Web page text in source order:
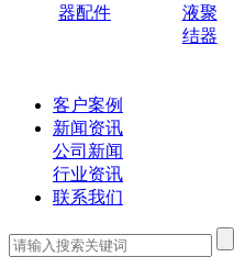
器配件
液聚
结器
客户案例
新闻资讯
公司新闻
行业资讯
联系我们